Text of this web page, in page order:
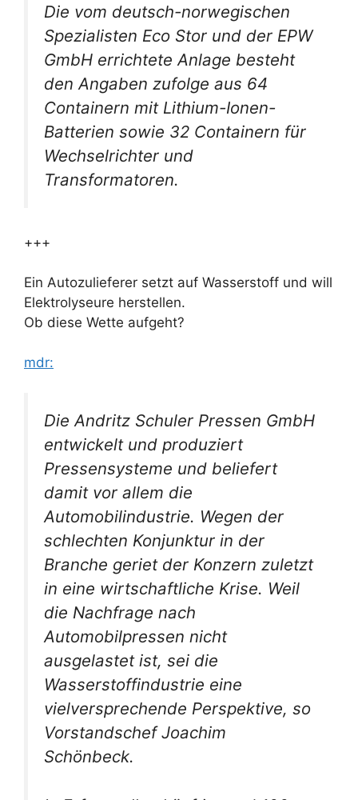
Die vom deutsch-norwegischen
Spezialisten Eco Stor und der EPW
GmbH errichtete Anlage besteht
den Angaben zufolge aus 64
Containern mit Lithium-Ionen-
Batterien sowie 32 Containern für
Wechselrichter und
Transformatoren.
+++
Ein Autozulieferer setzt auf Wasserstoff und will
Elektrolyseure herstellen.
Ob diese Wette aufgeht?
mdr:
Die Andritz Schuler Pressen GmbH
entwickelt und produziert
Pressensysteme und beliefert
damit vor allem die
Automobilindustrie. Wegen der
schlechten Konjunktur in der
Branche geriet der Konzern zuletzt
in eine wirtschaftliche Krise. Weil
die Nachfrage nach
Automobilpressen nicht
ausgelastet ist, sei die
Wasserstoffindustrie eine
vielversprechende Perspektive, so
Vorstandschef Joachim
Schönbeck.